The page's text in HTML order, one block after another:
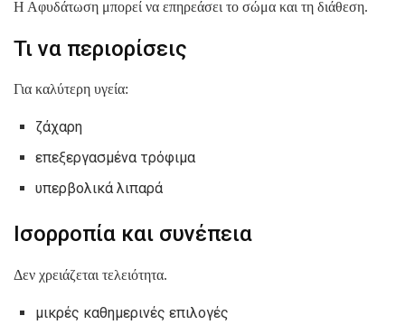
Η Αφυδάτωση μπορεί να επηρεάσει το σώμα και τη διάθεση.
Τι να περιορίσεις
Για καλύτερη υγεία:
ζάχαρη
επεξεργασμένα τρόφιμα
υπερβολικά λιπαρά
Ισορροπία και συνέπεια
Δεν χρειάζεται τελειότητα.
μικρές καθημερινές επιλογές